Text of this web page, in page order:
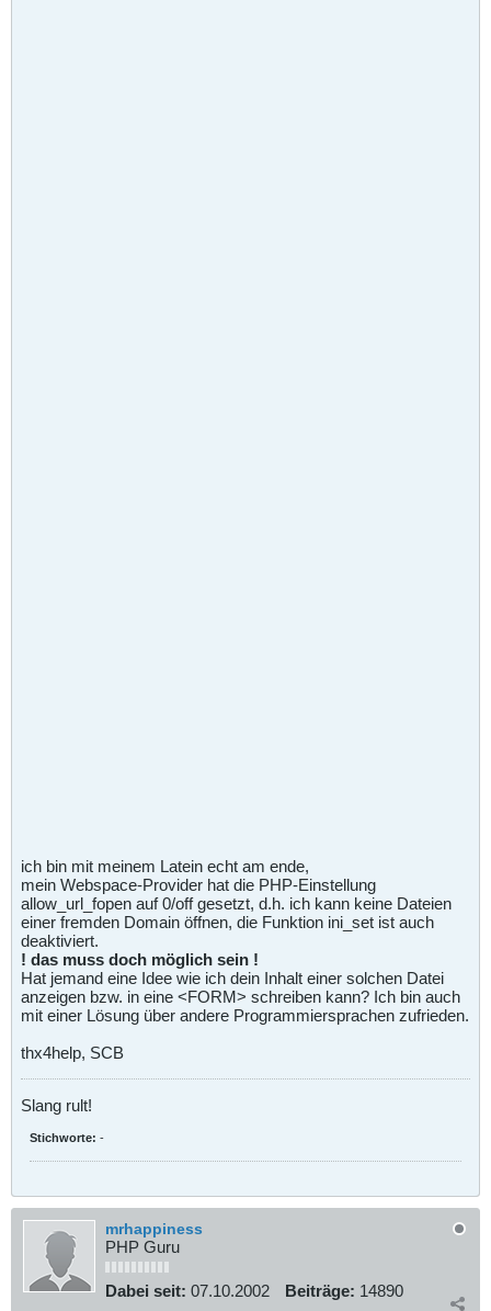
ich bin mit meinem Latein echt am ende,
mein Webspace-Provider hat die PHP-Einstellung
allow_url_fopen auf 0/off gesetzt, d.h. ich kann keine Dateien
einer fremden Domain öffnen, die Funktion ini_set ist auch
deaktiviert.
! das muss doch möglich sein !
Hat jemand eine Idee wie ich dein Inhalt einer solchen Datei
anzeigen bzw. in eine <FORM> schreiben kann? Ich bin auch
mit einer Lösung über andere Programmiersprachen zufrieden.
thx4help, SCB
Slang rult!
Stichworte: -
mrhappiness
PHP Guru
Dabei seit: 07.10.2002 Beiträge: 14890